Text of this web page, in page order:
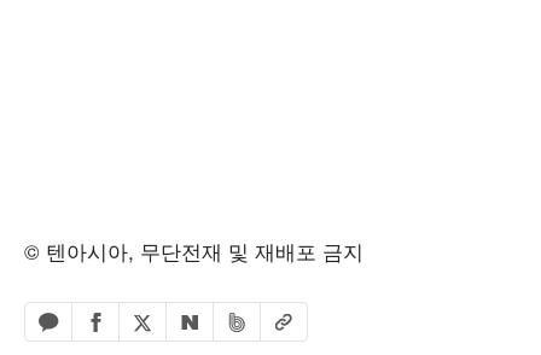
© 텐아시아, 무단전재 및 재배포 금지
카카오톡 공유하기
페이스북 공유하기
엑스 공유하기
네이버 공유하기
밴드 공유하기
URL복사